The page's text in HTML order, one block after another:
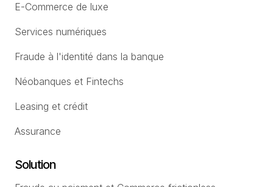
E-Commerce de luxe
Services numériques
Fraude à l'identité dans la banque
Néobanques et Fintechs
Leasing et crédit
Assurance
Solution